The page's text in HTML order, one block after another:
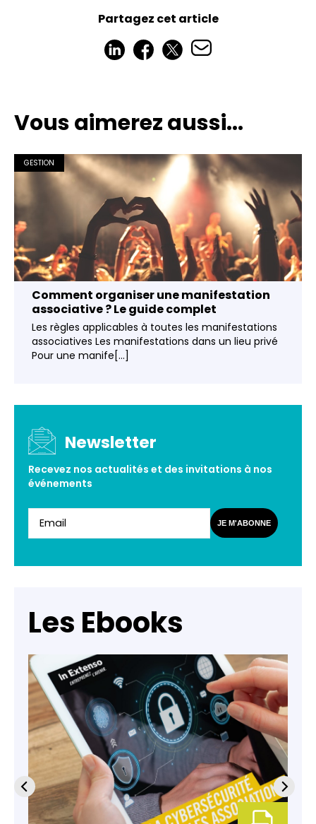
Partagez cet article
Vous aimerez aussi...
GESTION
Comment organiser une manifestation
associative ? Le guide complet
Les règles applicables à toutes les manifestations
associatives Les manifestations dans un lieu privé
Pour une manife[...]
Newsletter
Recevez nos actualités et des invitations à nos
événements
JE M'ABONNE
Les Ebooks